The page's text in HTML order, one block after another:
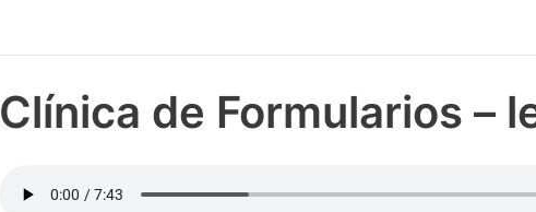
Clínica de Formularios –